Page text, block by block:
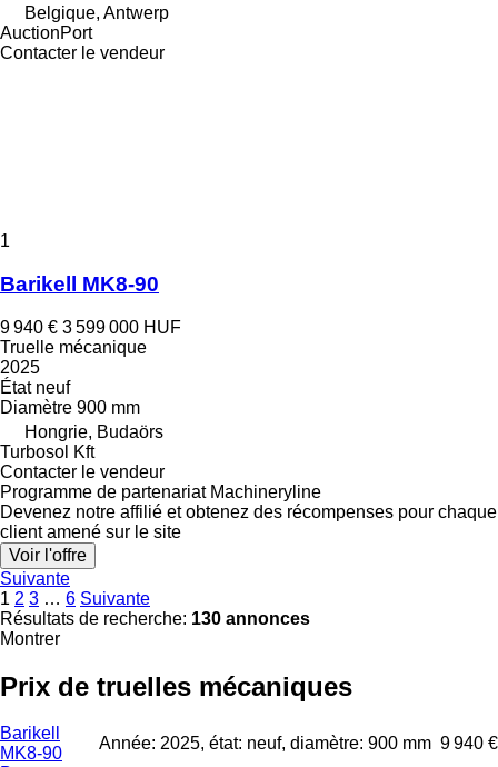
Belgique, Antwerp
AuctionPort
Contacter le vendeur
1
Barikell MK8-90
9 940 € 3 599 000 HUF
Truelle mécanique
2025
Étatneuf
Diamètre 900 mm
Hongrie, Budaörs
Turbosol Kft
Contacter le vendeur
Programme de partenariat Machineryline
Devenez notre affilié et obtenez des récompenses pour chaque
client amené sur le site
Voir l'offre
Suivante
1 2 3 … 6 Suivante
Résultats de recherche: 130 annonces
Montrer
Prix de truelles mécaniques
Barikell
MK8-90
Année: 2025, état: neuf, diamètre: 900 mm 9 940 €